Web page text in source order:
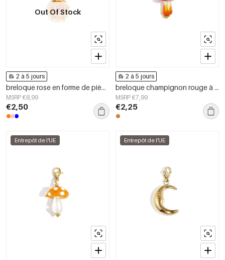
Out Of Stock
2 à 5 jours
breloque rose en forme de pièce de monnaie à faire soi-même
MSRP €8,99
€2,50
2 à 5 jours
breloque champignon rouge à faire soi-même
MSRP €7,99
€2,25
Entrepôt de l'UE Entrepôt de l'UE